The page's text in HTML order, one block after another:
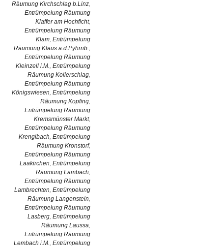
Räumung Kirchschlag b.Linz,
Entrümpelung Räumung
Klaffer am Hochficht,
Entrümpelung Räumung
Klam, Entrümpelung
Räumung Klaus a.d.Pyhrnb.,
Entrümpelung Räumung
Kleinzell i.M., Entrümpelung
Räumung Kollerschlag,
Entrümpelung Räumung
Königswiesen, Entrümpelung
Räumung Kopfing,
Entrümpelung Räumung
Kremsmünster Markt,
Entrümpelung Räumung
Krenglbach, Entrümpelung
Räumung Kronstorf,
Entrümpelung Räumung
Laakirchen, Entrümpelung
Räumung Lambach,
Entrümpelung Räumung
Lambrechten, Entrümpelung
Räumung Langenstein,
Entrümpelung Räumung
Lasberg, Entrümpelung
Räumung Laussa,
Entrümpelung Räumung
Lembach i.M., Entrümpelung